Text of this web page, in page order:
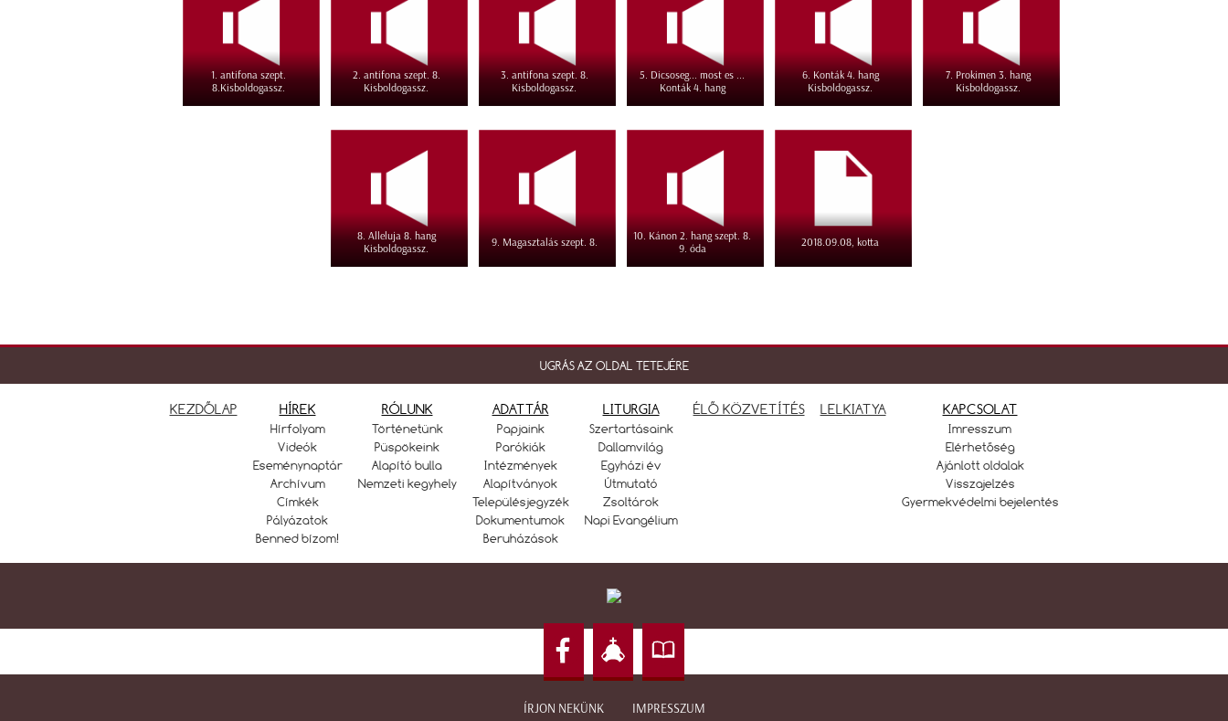
1. antifona szept.
8.Kisboldogassz.
2. antifona szept. 8.
Kisboldogassz.
3. antifona szept. 8.
Kisboldogassz.
5. Dicsoseg... most es ...
Konták 4. hang
6. Konták 4. hang
Kisboldogassz.
7. Prokimen 3. hang
Kisboldogassz.
8. Alleluja 8. hang
Kisboldogassz.
9. Magasztalás szept. 8.
10. Kánon 2. hang szept. 8.
9. óda
2018.09.08, kotta
UGRÁS AZ OLDAL TETEJÉRE
KEZDŐLAP HÍREK
Hírfolyam
Videók
Eseménynaptár
Archívum
Címkék
Pályázatok
Benned bízom!
RÓLUNK
Történetünk
Püspökeink
Alapító bulla
Nemzeti kegyhely
ADATTÁR
Papjaink
Parókiák
Intézmények
Alapítványok
Településjegyzék
Dokumentumok
Beruházások
LITURGIA
Szertartásaink
Dallamvilág
Egyházi év
Útmutató
Zsoltárok
Napi Evangélium
ÉLŐ KÖZVETÍTÉS LELKIATYA KAPCSOLAT
Imresszum
Elérhetőség
Ajánlott oldalak
Visszajelzés
Gyermekvédelmi bejelentés
ÍRJON NEKÜNK IMPRESSZUM